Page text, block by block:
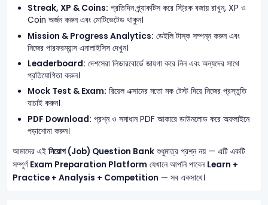
Streak, XP & Coins: প্রতিদিন প্র্যাকটিস করে স্ট্রিক বজায় রাখুন, XP ও
Coin অর্জন করুন এবং মোটিভেটেড থাকুন।
Mission & Progress Analytics: ডেইলি টাস্ক সম্পন্ন করুন এবং
নিজের পারফরম্যান্স এনালাইসিস দেখুন।
Leaderboard: দেশসেরা লিডারবোর্ডে জায়গা করে নিন এবং অন্যদের সাথে
প্রতিযোগিতা করুন।
Mock Test & Exam: রিয়েল এক্সামের মতো মক টেস্ট দিয়ে নিজের প্রস্তুতি
যাচাই করুন।
PDF Download: প্রশ্ন ও সমাধান PDF আকারে ডাউনলোড করে অফলাইনে
পড়াশোনা করুন।
আমাদের এই নিয়োগ (Job) Question Bankশুধুমাত্র প্রশ্ন নয় — এটি একটি
সম্পূর্ণ Exam Preparation Platform যেখানে আপনি পাবেন Learn +
Practice + Analysis + Competition — সব একসাথে।